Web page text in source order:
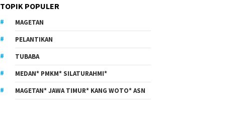
TOPIK POPULER
MAGETAN
PELANTIKAN
TUBABA
MEDAN* PMKM* SILATURAHMI*
MAGETAN* JAWA TIMUR* KANG WOTO* ASN